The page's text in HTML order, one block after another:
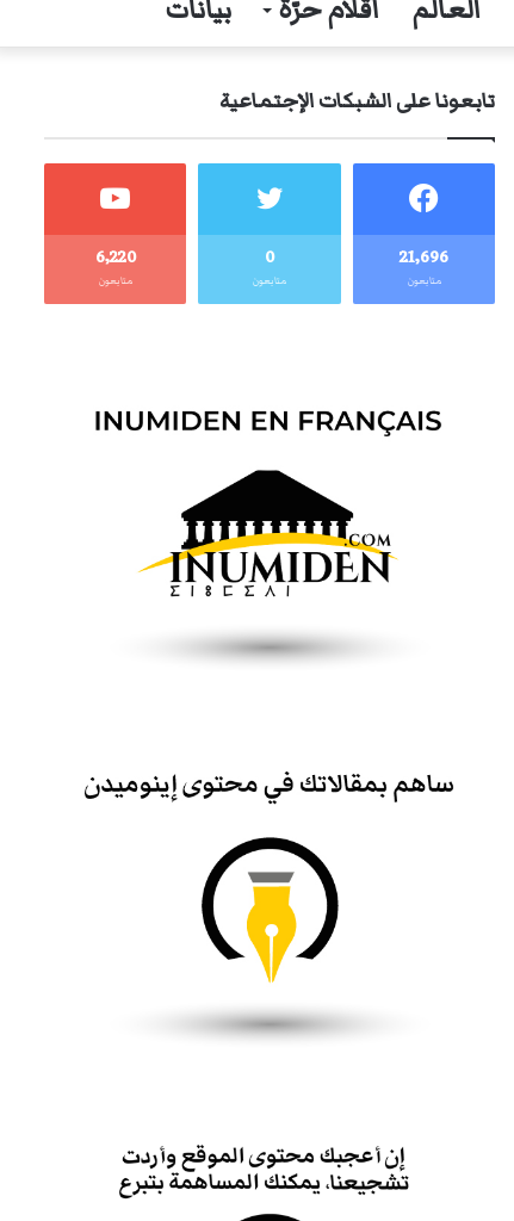
العالم أقلام حرّة بيانات
تابعونا على الشبكات الإجتماعية
21٬696
متابعون
0
متابعون
6٬220
متابعون